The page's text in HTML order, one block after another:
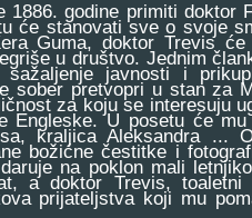
godine primiti doktor
će stanovati sve o svoje
Guma, doktor Trevis
u društvo. Jednim
sažaljenje javnosti i
sober pretvopri u stan za
za koju se interesuju
Engleske. U posetu će
kraljica Aleksandra ...
božićne čestitke i
na poklon mali
a doktor Trevis, toaletni
prijateljstva koji mu